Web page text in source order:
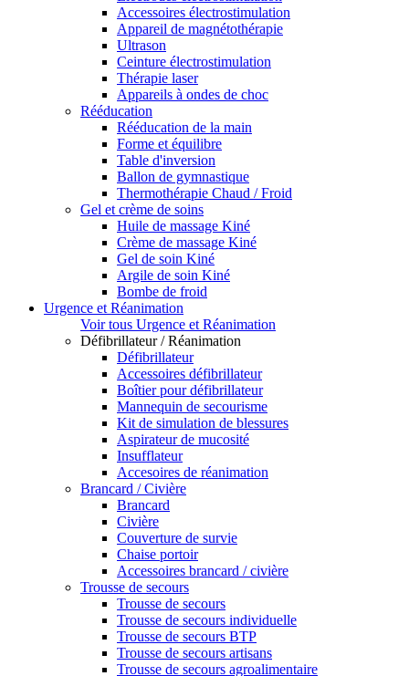
Accessoires électrostimulation
Appareil de magnétothérapie
Ultrason
Ceinture électrostimulation
Thérapie laser
Appareils à ondes de choc
Rééducation
Rééducation de la main
Forme et équilibre
Table d'inversion
Ballon de gymnastique
Thermothérapie Chaud / Froid
Gel et crème de soins
Huile de massage Kiné
Crème de massage Kiné
Gel de soin Kiné
Argile de soin Kiné
Bombe de froid
Urgence et Réanimation
Voir tous Urgence et Réanimation
Défibrillateur / Réanimation
Défibrillateur
Accessoires défibrillateur
Boîtier pour défibrillateur
Mannequin de secourisme
Kit de simulation de blessures
Aspirateur de mucosité
Insufflateur
Accesoires de réanimation
Brancard / Civière
Brancard
Civière
Couverture de survie
Chaise portoir
Accessoires brancard / civière
Trousse de secours
Trousse de secours
Trousse de secours individuelle
Trousse de secours BTP
Trousse de secours artisans
Trousse de secours agroalimentaire